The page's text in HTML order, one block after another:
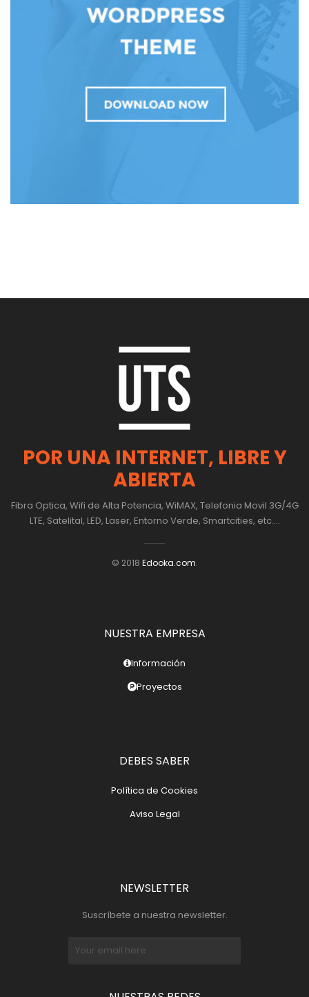
POR UNA INTERNET, LIBRE Y
ABIERTA
Fibra Optica, Wifi de Alta Potencia, WiMAX, Telefonia Movil 3G/4G
LTE, Satelital, LED, Laser, Entorno Verde, Smartcities, etc....
© 2018 Edooka.com.
NUESTRA EMPRESA
Información
Proyectos
DEBES SABER
Política de Cookies
Aviso Legal
NEWSLETTER
Suscríbete a nuestra newsletter.